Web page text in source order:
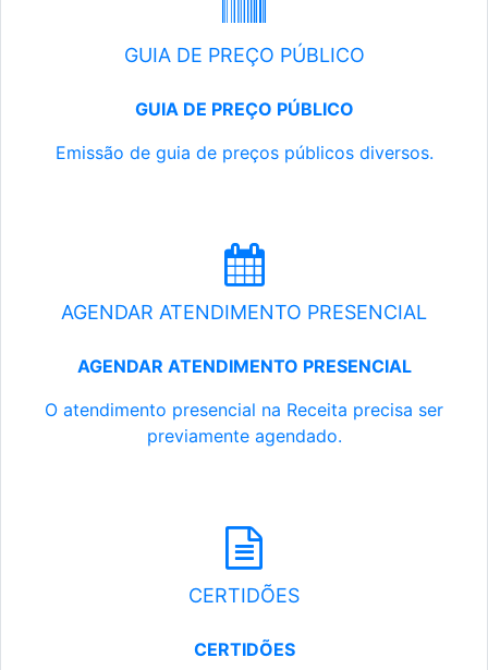
GUIA DE PREÇO PÚBLICO
GUIA DE PREÇO PÚBLICO
Emissão de guia de preços públicos diversos.
AGENDAR ATENDIMENTO PRESENCIAL
AGENDAR ATENDIMENTO PRESENCIAL
O atendimento presencial na Receita precisa ser
previamente agendado.
CERTIDÕES
CERTIDÕES